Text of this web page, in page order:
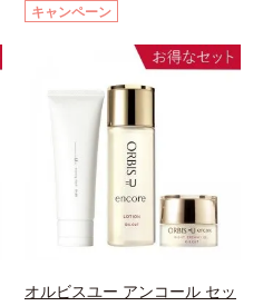
キャンペーン
オルビスユー アンコール セッ